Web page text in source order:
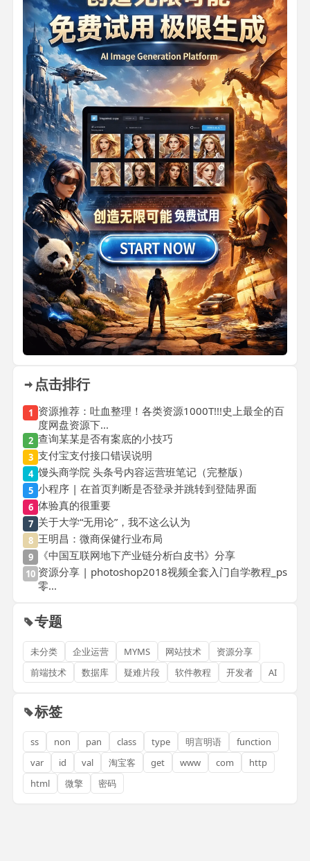
点击排行
1 资源推荐：吐血整理！各类资源1000T!!!史上最全的百
度网盘资源下...
2 查询某某是否有案底的小技巧
3 支付宝支付接口错误说明
4 馒头商学院 头条号内容运营班笔记（完整版）
5 小程序 | 在首页判断是否登录并跳转到登陆界面
6 体验真的很重要
7 关于大学“无用论”，我不这么认为
8 王明昌：微商保健行业布局
9 《中国互联网地下产业链分析白皮书》分享
10 资源分享 | photoshop2018视频全套入门自学教程_ps
零...
专题
未分类 企业运营 MYMS 网站技术
资源分享
前端技术
数据库 疑难片段 软件教程 开发者 AI
标签
ss non pan class type 明言明语
function
var
id val 淘宝客 get www com
http
html
微擎 密码